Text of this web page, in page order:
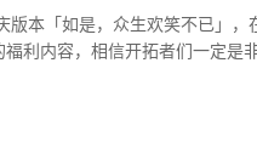
本「如是，众生欢笑不已」，
利内容，相信开拓者们一定是